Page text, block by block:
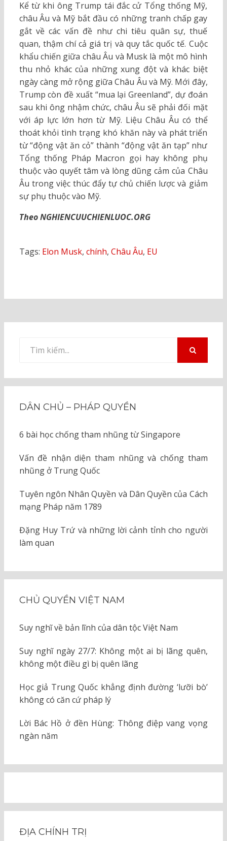
Kể từ khi ông Trump tái đắc cử Tổng thống Mỹ,
châu Âu và Mỹ bắt đầu có những tranh chấp gay
gắt về các vấn đề như chi tiêu quân sự, thuế
quan, thậm chí cả giá trị và quy tắc quốc tế. Cuộc
khẩu chiến giữa châu Âu và Musk là một mô hình
thu nhỏ khác của những xung đột và khác biệt
ngày càng mở rộng giữa Châu Âu và Mỹ. Mới đây,
Trump còn đề xuất “mua lại Greenland”, dự đoán
sau khi ông nhậm chức, châu Âu sẽ phải đối mặt
với áp lực lớn hơn từ Mỹ. Liệu Châu Âu có thể
thoát khỏi tình trạng khó khăn này và phát triển
từ “động vật ăn cỏ” thành “động vật ăn tạp” như
Tổng thống Pháp Macron gọi hay không phụ
thuộc vào quyết tâm và lòng dũng cảm của Châu
Âu trong việc thúc đẩy tự chủ chiến lược và giảm
sự phụ thuộc vào Mỹ.
Theo NGHIENCUUCHIENLUOC.ORG
Tags: Elon Musk, chính, Châu Âu, EU
kiếm
DÂN CHỦ – PHÁP QUYỀN
6 bài học chống tham nhũng từ Singapore
Vấn đề nhận diện tham nhũng và chống tham
nhũng ở Trung Quốc
Tuyên ngôn Nhân Quyền và Dân Quyền của Cách
mạng Pháp năm 1789
Đặng Huy Trứ và những lời cảnh tỉnh cho người
làm quan
CHỦ QUYỀN VIỆT NAM
Suy nghĩ về bản lĩnh của dân tộc Việt Nam
Suy nghĩ ngày 27/7: Không một ai bị lãng quên,
không một điều gì bị quên lãng
Học giả Trung Quốc khẳng định đường ‘lưỡi bò’
không có căn cứ pháp lý
Lời Bác Hồ ở đền Hùng: Thông điệp vang vọng
ngàn năm
ĐỊA CHÍNH TRỊ